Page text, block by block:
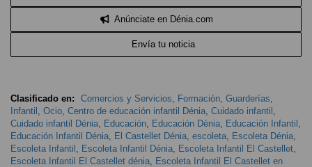
Anúnciate en Dénia.com
Envía tu noticia
Clasificado en: Comercios y Servicios Formación Guarderías
Infantil
Ocio Centro de educación infantil Dénia Cuidado infantil
Cuidado infantil Dénia
Educación Educación Dénia Educación Infantil
Educación Infantil Dénia
El Castellet Dénia escoleta Escoleta Dénia
Escoleta Infantil
Escoleta Infantil Dénia Escoleta Infantil El Castellet
Escoleta Infantil El Castellet dénia
Escoleta Infantil El Castellet en